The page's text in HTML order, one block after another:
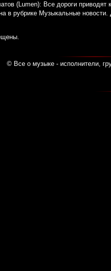
(Lumen): Все дороги приводят
в рубрике Музыкальные новости.
© Все о музыке - исполнители,